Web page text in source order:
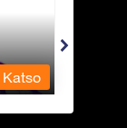
Katso